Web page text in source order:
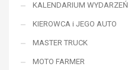
KALENDARIUM WYDARZEŃ
KIEROWCA i JEGO AUTO
MASTER TRUCK
MOTO FARMER